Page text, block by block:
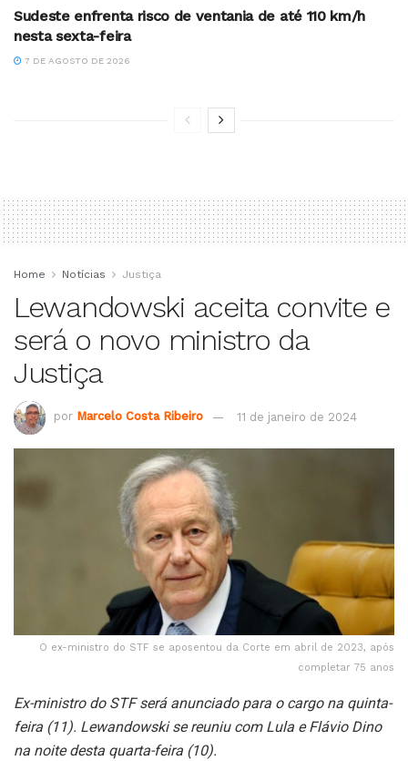
Sudeste enfrenta risco de ventania de até 110 km/h
nesta sexta-feira
7 DE AGOSTO DE 2026
Home Notícias Justiça
Lewandowski aceita convite e
será o novo ministro da
Justiça
por Marcelo Costa Ribeiro 11 de janeiro de 2024
O ex-ministro do STF se aposentou da Corte em abril de 2023, após
completar 75 anos
Ex-ministro do STF será anunciado para o cargo na quinta-
feira (11). Lewandowski se reuniu com Lula e Flávio Dino
na noite desta quarta-feira (10).